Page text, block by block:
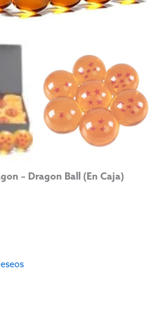
– Dragon Ball (En Caja)